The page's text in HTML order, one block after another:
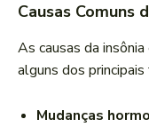
Causas Comuns
As causas da
alguns dos
Mudanças